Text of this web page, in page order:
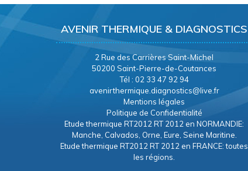
AVENIR THERMIQUE & DIAGNOSTICS
2 Rue des Carrières Saint-Michel
50200 Saint-Pierre-de-Coutances
Tél : 02 33 47 92 94
avenirthermique.diagnostics@live.fr
Mentions légales
Politique de Confidentialité
Etude thermique RT2012 RT 2012 en NORMANDIE:
Manche, Calvados, Orne, Eure, Seine Maritine.
Etude thermique RT2012 RT 2012 en FRANCE: toutes
les régions.